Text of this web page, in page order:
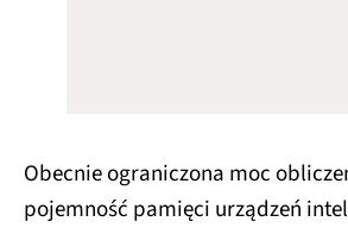
Obecnie ograniczona moc
pojemność pamięci urządzeń